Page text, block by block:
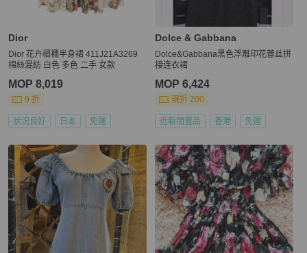
Dior
Dior 花卉褶襉半身裙 411J21A3269
棉絲混紡 白色 多色 二手 女款
MOP 8,019
9 折
狀況良好 日本 免運
Dolce & Gabbana
Dolce&Gabbana黑色浮雕印花蕾丝拼
接连衣裙
MOP 6,424
現折 200
近新閒置品 香港 免運